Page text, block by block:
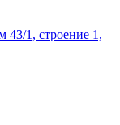
43/1, строение 1,